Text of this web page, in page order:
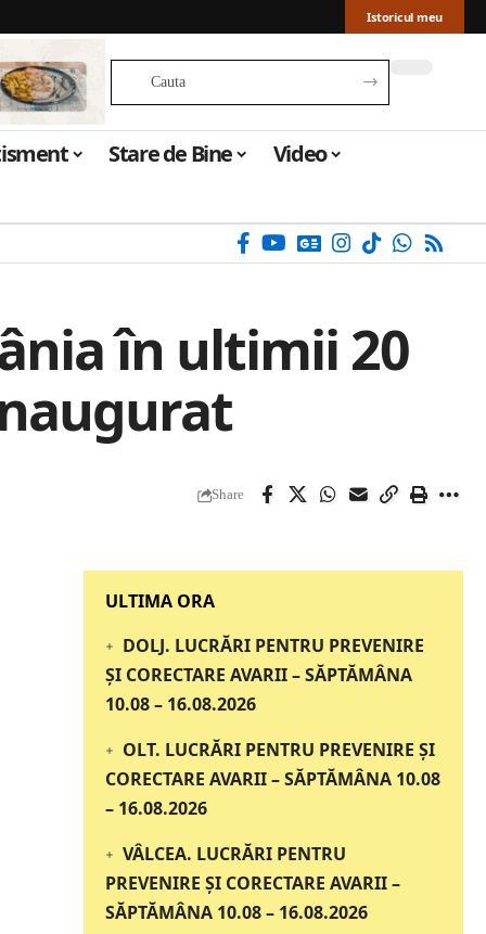
Istoricul meu
Stare de Bine Video
în ultimii 20
Share
‎‎‎‎‎‎‎ULTIMA ORA
DOLJ. LUCRĂRI PENTRU PREVENIRE
ȘI CORECTARE AVARII – SĂPTĂMÂNA
10.08 – 16.08.2026
OLT. LUCRĂRI PENTRU PREVENIRE ȘI
CORECTARE AVARII – SĂPTĂMÂNA 10.08
– 16.08.2026
VÂLCEA. LUCRĂRI PENTRU
PREVENIRE ȘI CORECTARE AVARII –
SĂPTĂMÂNA 10.08 – 16.08.2026